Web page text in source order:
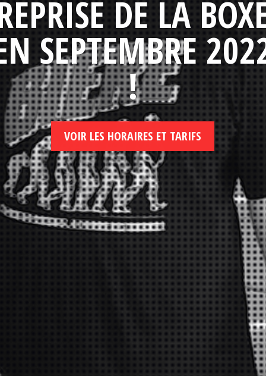
DE LA
SEPTEMBRE
!
VOIR LES HORAIRES ET TARIFS